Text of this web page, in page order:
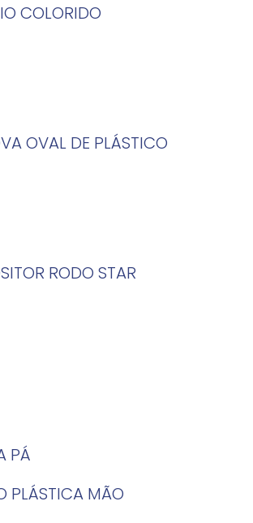
COLORIDO
OVAL DE PLÁSTICO
RODO STAR
PÁ
PLÁSTICA MÃO